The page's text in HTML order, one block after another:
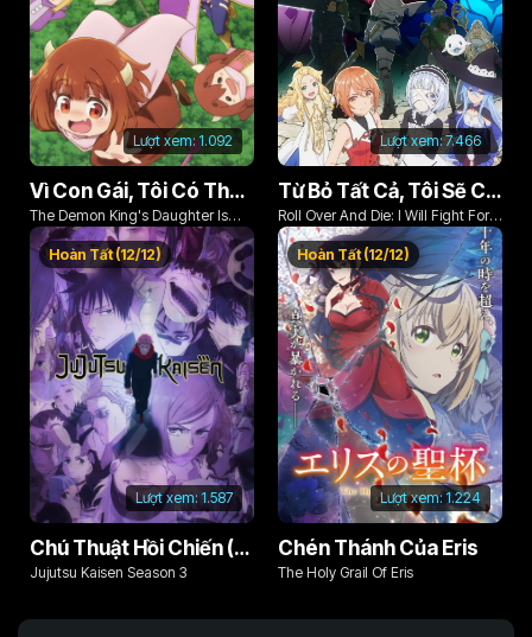
Lượt xem:1.092
Vì Con Gái, Tôi Có Thể Đánh Bại Cả Ma Vương
The Demon King's Daughter Is
Too Kind!!
Lượt xem:7.466
Từ Bỏ Tất Cả, Tôi Sẽ Chiến Đấu Cho Một Cuộc Sống Bình Thường Với Tình Yêu Của Đời Mình Và Chiếc Thanh Kiếm Bị Nguyền Rủa!
Roll Over And Die: I Will Fight For
An Ordinary Life With My Love And
Cursed Sword!
Lượt xem: 1.587
Hoàn Tất (12/12)
Chú Thuật Hồi Chiến (Phần 3)
Jujutsu Kaisen Season 3
Lượt xem: 1.224
Hoàn Tất (12/12)
Chén Thánh Của Eris
The Holy Grail Of Eris